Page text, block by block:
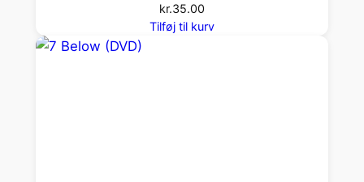
kr.35.00
Tilføj til kurv